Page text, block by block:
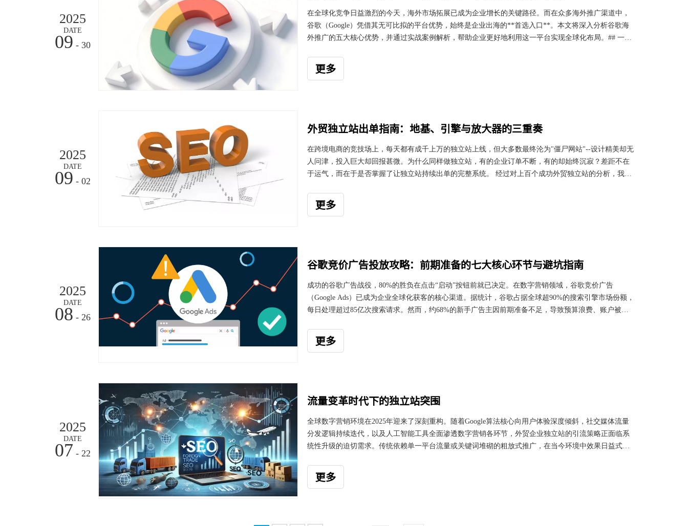
2025
DATE
09 - 30
在全球化竞争日益激烈的今天，海外市场拓展已成为企业增长的关键路径。而在众多海外推广渠道中，
谷歌（Google）凭借其无可比拟的平台优势，始终是企业出海的**首选入口**。本文将深入分析谷歌海
外推广的五大核心优势，并通过实战案例解析，帮助企业更好地利用这一平台实现全球化布局。## 一、
2024年，谷歌在全球搜索引擎市场的占有率接近**80%**，在某些地区甚至超过90%。这意味着每天有数
以亿计的用户通过谷歌搜索信息、产品和服务。
更多
2025
DATE
09 - 02
外贸独立站出单指南：地基、引擎与放大器的三重奏
在跨境电商的竞技场上，每天都有成千上万的独立站上线，但大多数最终沦为"僵尸网站"--设计精美却无
人问津，投入巨大却回报甚微。为什么同样做独立站，有的企业订单不断，有的却始终沉寂？差距不在
于运气，而在于是否掌握了让独立站持续出单的完整系统。 经过对上百个成功外贸独立站的分析，我们
量引擎，转化率优化实现价值放大。这三者构成一个完整的闭环，缺失任何一环都难以实现持续出单。
第一章：地基工程——构建让客户信任的专业平台网站不仅是展示产品的平台，更是建立品牌信任的第
更多
2025
DATE
08 - 26
谷歌竞价广告投放攻略：前期准备的七大核心环节与避坑指南
成功的谷歌广告战役，80%的胜负在点击“启动”按钮前就已决定。在数字营销领域，谷歌竞价广告
（Google Ads）已成为企业全球化获客的核心渠道。据统计，谷歌占据全球超90%的搜索引擎市场份额，
每日处理超过85亿次搜索请求。然而，约68%的新手广告主因前期准备不足，导致预算浪费、账户被封
阱，高效开启全球化营销之旅。一、目标与策略：绘制精准投放地图明确广告目标是谷歌竞价投放的基
石。在创建广告系列前，必须确定广告的核心目标：是提升品牌曝光、增加网站流量、获取销售线索，
更多
2025
DATE
07 - 22
流量变革时代下的独立站突围
全球数字营销环境在2025年迎来了深刻重构。随着Google算法核心向用户体验深度倾斜，社交媒体流量
分发逻辑持续迭代，以及人工智能工具全面渗透数字营销各环节，外贸企业独立站的引流策略正面临系
统性升级的迫切需求。传统依赖单一平台流量或关键词堆砌的粗放式推广，在当今环境中效果日益式
在这一背景下，唯有把握前沿趋势、整合多维策略，才能实现可持续的流量增长与转化提升。成功的独
立站引流已不再局限于购买广告或发布内容，而是构建涵盖搜索引擎优化、社交生态运营、智能广告投
更多